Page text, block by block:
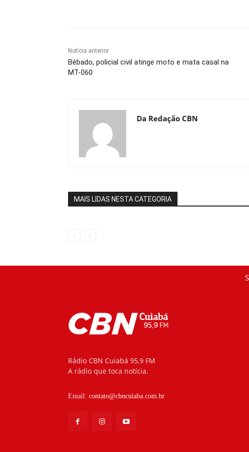
Notícia anterior
Bêbado, policial civil atinge moto e mata casal na
MT-060
Da Redação CBN
MAIS LIDAS NESTA CATEGORIA
Rádio CBN Cuiabá 95,9 FM
A rádio que toca notícia.
Email: contato@cbncuiaba.com.br